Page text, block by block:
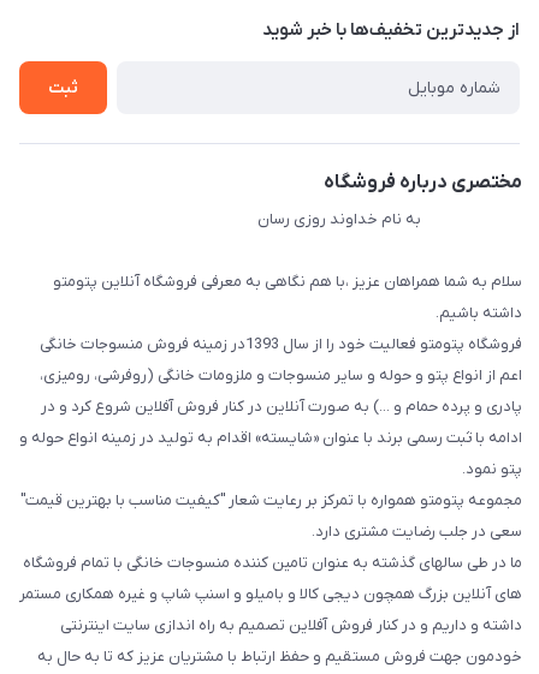
درباره ما
راهنما
از جدید‌ترین تخفیف‌ها با‌ خبر شوید
ثبت
مختصری درباره فروشگاه
به نام خداوند روزی رسان
سلام به شما همراهان عزیز ،با هم نگاهی به معرفی فروشگاه آنلاین پتومتو
داشته باشیم.
فروشگاه پتومتو فعالیت خود را از سال 1393در زمینه فروش منسوجات خانگی
اعم از انواع پتو و حوله و سایر منسوجات و ملزومات خانگی (روفرشی، رومیزی،
پادری و پرده حمام و ...) به صورت آنلاین در کنار فروش آفلاین شروع کرد و در
ادامه با ثبت رسمی برند با عنوان «شایسته» اقدام به تولید در زمینه انواع حوله و
پتو نمود.
مجموعه پتومتو همواره با تمرکز بر رعایت شعار "کیفیت مناسب با بهترین قیمت"
سعی در جلب رضایت مشتری دارد.
ما در طی سالهای گذشته به عنوان تامین کننده منسوجات خانگی با تمام فروشگاه
های آنلاین بزرگ همچون دیجی کالا و بامیلو و اسنپ شاپ و غیره همکاری مستمر
داشته و داریم و در کنار فروش آفلاین تصمیم به راه اندازی سایت اینترنتی
خودمون جهت فروش مستقیم و حفظ ارتباط با مشتریان عزیز که تا به حال به